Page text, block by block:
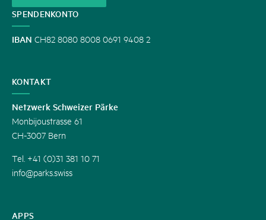
APPS
SPENDENKONTO
IBAN CH82 8080 8008 0691 9408 2
KONTAKT
Netzwerk Schweizer Pärke
Monbijoustrasse 61
CH-3007 Bern
Tel. +41 (0)31 381 10 71
info@parks.swiss